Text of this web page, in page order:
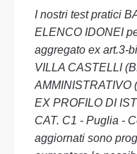
I nostri test pratici
ELENCO IDONEI
aggregato ex art.3-
VILLA CASTELLI
AMMINISTRATIVO
EX PROFILO DI
CAT. C1 - Puglia -
aggiornati sono